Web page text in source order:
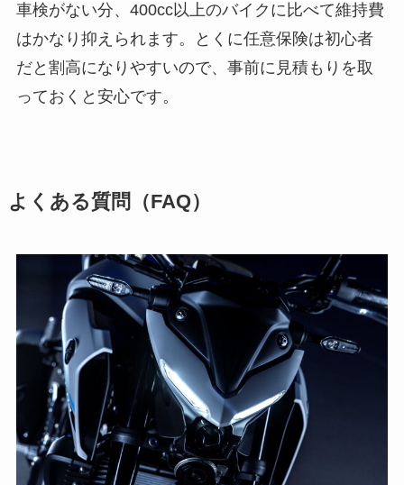
車検がない分、400cc以上のバイクに比べて維持費
はかなり抑えられます。とくに任意保険は初心者
だと割高になりやすいので、事前に見積もりを取
っておくと安心です。
よくある質問（FAQ）